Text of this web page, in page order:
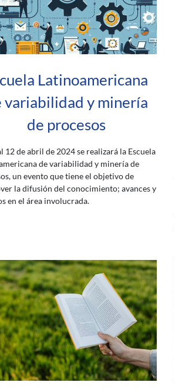
Latinoamericana
variabilidad y minería
de procesos
12 de abril de 2024 se realizará la Escuela
de variabilidad y minería de
un evento que tiene el objetivo de
la difusión del conocimiento; avances y
en el área involucrada.